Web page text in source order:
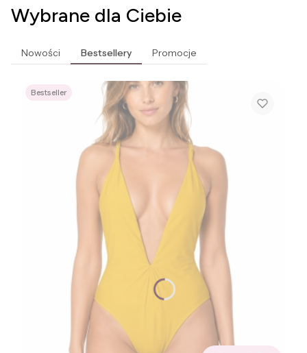
Wybrane dla Ciebie
Nowości Bestsellery Promocje
Bestseller